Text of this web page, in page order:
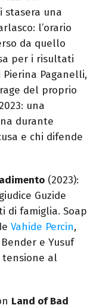
stasera una
l’orario
da quello
per i risultati
Paganelli,
del proprio
una
durante
e chi difende
(2023):
Guzide
di famiglia. Soap
Vahide Percin,
e Yusuf
tensione al
Land of Bad